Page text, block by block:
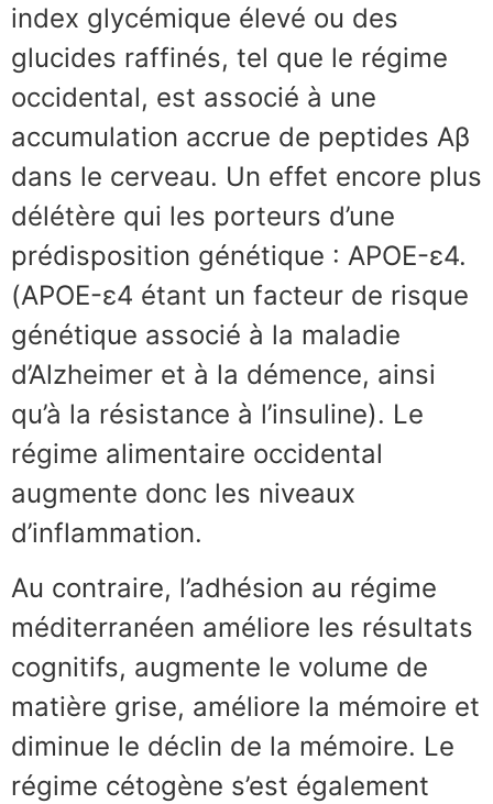
index glycémique élevé ou des
glucides raffinés, tel que le régime
occidental, est associé à une
accumulation accrue de peptides Aβ
dans le cerveau. Un effet encore plus
délétère qui les porteurs d’une
prédisposition génétique : APOE-ε4.
(APOE-ε4 étant un facteur de risque
génétique associé à la maladie
d’Alzheimer et à la démence, ainsi
qu’à la résistance à l’insuline). Le
régime alimentaire occidental
augmente donc les niveaux
d’inflammation.
Au contraire, l’adhésion au régime
méditerranéen améliore les résultats
cognitifs, augmente le volume de
matière grise, améliore la mémoire et
diminue le déclin de la mémoire. Le
régime cétogène s’est également